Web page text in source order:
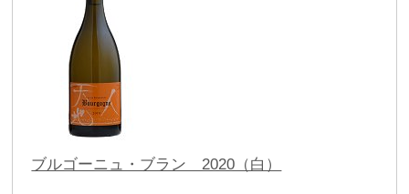
ブルゴーニュ・ブラン 2020（白）